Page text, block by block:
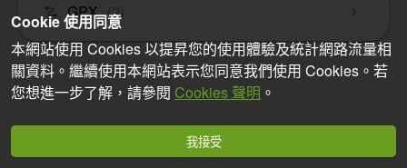
GPX (2)
Cookie 使用同意
本網站使用 Cookies 以提昇您的使用體驗及統計網路流量相
關資料。繼續使用本網站表示您同意我們使用 Cookies。若
您想進一步了解，請參閱 Cookies 聲明 。
我接受